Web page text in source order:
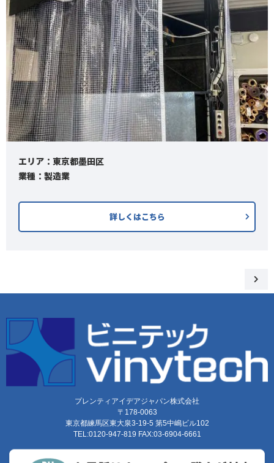
エリア：東京都墨田区
業種：製造業
詳しくはこちら
プレンティアイデアジャパン株式会社
〒178-0063
東京都練馬区東大泉3-19-5 第5中嶋ビル102
TEL:0120-947-819 FAX:03-6904-6661